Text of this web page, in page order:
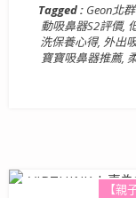
Tagged : Geon北
動吸鼻器S2評價,
洗保養心得, 外出
寶寶吸鼻器推薦,
【親